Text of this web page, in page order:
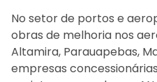
No setor de portos e
obras de melhoria nos
Altamira, Parauapebas,
empresas